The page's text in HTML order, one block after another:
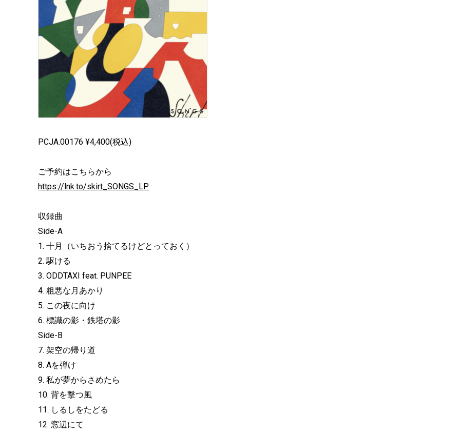
PCJA.00176 ¥4,400(税込)
ご予約はこちらから
https://lnk.to/skirt_SONGS_LP
収録曲
Side-A
1. 十月（いちおう捨てるけどとっておく）
2. 駆ける
3. ODDTAXI feat. PUNPEE
4. 粗悪な月あかり
5. この夜に向け
6. 標識の影・鉄塔の影
Side-B
7. 架空の帰り道
8. Aを弾け
9. 私が夢からさめたら
10. 背を撃つ風
11. しるしをたどる
12. 窓辺にて